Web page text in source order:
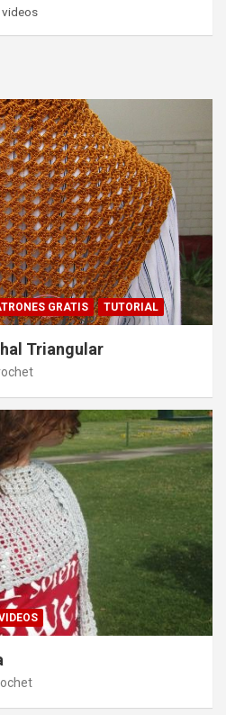
videos
GRATIS TUTORIAL
Triangular